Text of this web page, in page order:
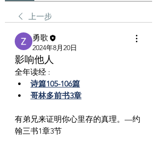
上一步
勇歌
2024年8月20日
影响他人
全年读经 :
诗篇105-106篇
哥林多前书3章
有弟兄来证明你心里存的真理。—约
翰三书1章3节